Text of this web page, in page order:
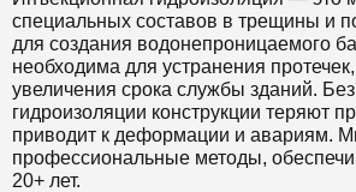
специальных составов в трещины и
для создания водонепроницаемого
необходима для устранения
увеличения срока службы зданий.
гидроизоляции конструкции теряют
приводит к деформации и авариям.
профессиональные методы,
20+ лет.